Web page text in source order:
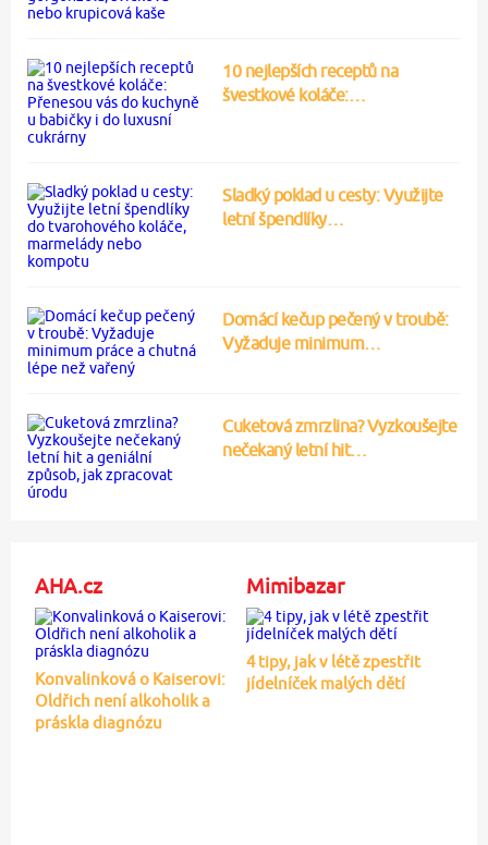
10 nejlepších receptů na
švestkové koláče:…
Sladký poklad u cesty: Využijte
letní špendlíky…
Domácí kečup pečený v troubě:
Vyžaduje minimum…
Cuketová zmrzlina? Vyzkoušejte
nečekaný letní hit…
AHA.cz
Konvalinková o Kaiserovi:
Oldřich není alkoholik a
práskla diagnózu
Mimibazar
4 tipy, jak v létě zpestřit
jídelníček malých dětí